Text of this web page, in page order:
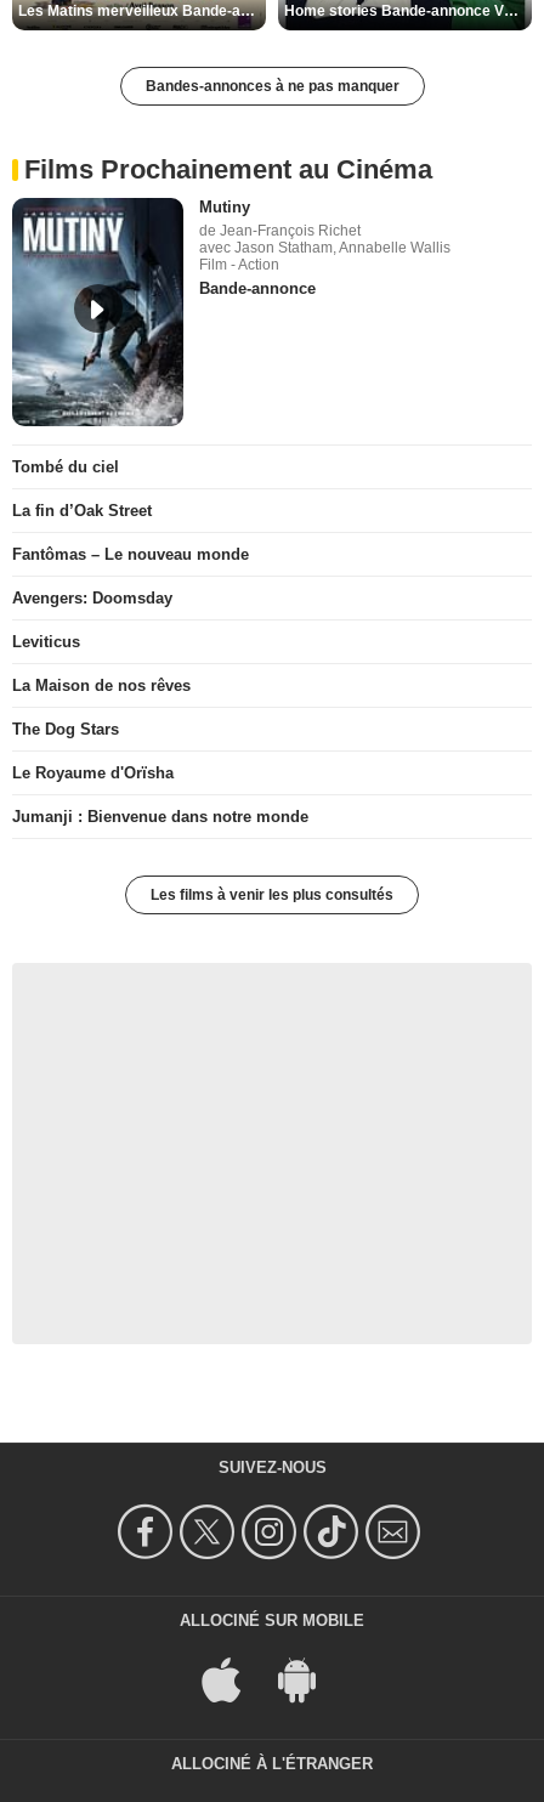
Les Matins merveilleux Bande-annonce VF Home stories Bande-annonce VO STFR
Bandes-annonces à ne pas manquer
Films Prochainement au Cinéma
Mutiny
de Jean-François Richet
avec Jason Statham, Annabelle Wallis
Film - Action
Bande-annonce
Tombé du ciel
La fin d’Oak Street
Fantômas – Le nouveau monde
Avengers: Doomsday
Leviticus
La Maison de nos rêves
The Dog Stars
Le Royaume d'Orïsha
Jumanji : Bienvenue dans notre monde
Les films à venir les plus consultés
SUIVEZ-NOUS
ALLOCINÉ SUR MOBILE
ALLOCINÉ À L'ÉTRANGER